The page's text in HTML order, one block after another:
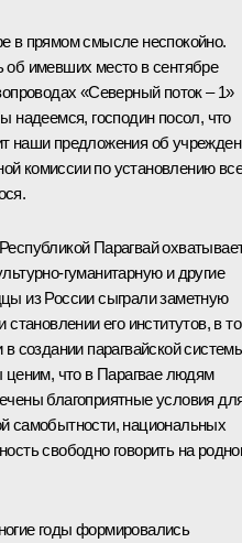
в прямом смысле неспокойно.
имевших место в сентябре
«Северный поток – 1»
надеемся, господин посол, что
наши предложения об
комиссии по установлению
Парагвай
гуманитарную и другие
из России сыграли заметную
становлении его институтов, в
создании парагвайской
что в Парагвае людям
благоприятные условия
самобытности, национальных
свободно говорить на
годы формировались